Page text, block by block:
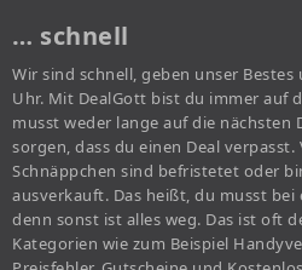
… schnell
Wir sind schnell, geben unser
Uhr. Mit DealGott bist du immer auf
musst weder lange auf die nächsten
sorgen, dass du einen Deal
Schnäppchen sind befristetet oder
ausverkauft. Das heißt, du musst bei
denn sonst ist alles weg. Das ist oft
Kategorien wie zum Beispiel